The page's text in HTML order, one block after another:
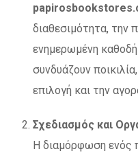
διαθεσιμότητα, την
ενημερωμένη
συνδυάζουν
επιλογή και την
Σχεδιασμός και
Η διαμόρφωση ενός